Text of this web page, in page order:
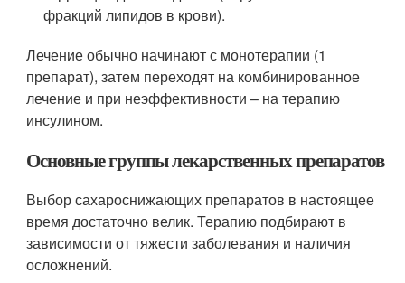
фракций липидов в крови).
Лечение обычно начинают с монотерапии (1
препарат), затем переходят на комбинированное
лечение и при неэффективности – на терапию
инсулином.
Основные группы лекарственных препаратов
Выбор сахароснижающих препаратов в настоящее
время достаточно велик. Терапию подбирают в
зависимости от тяжести заболевания и наличия
осложнений.